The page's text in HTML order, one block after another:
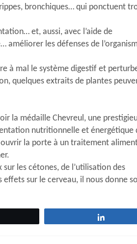
bronchiques… qui ponctuent
et, aussi, avec l’aide de
améliorer les défenses de
à mal le système digestif et
quelques extraits de plantes
la médaille Chevreul, une
nutritionnelle et énergétique
la porte à un traitement
les cétones, de l’utilisation des
sur le cerveau, il nous donne